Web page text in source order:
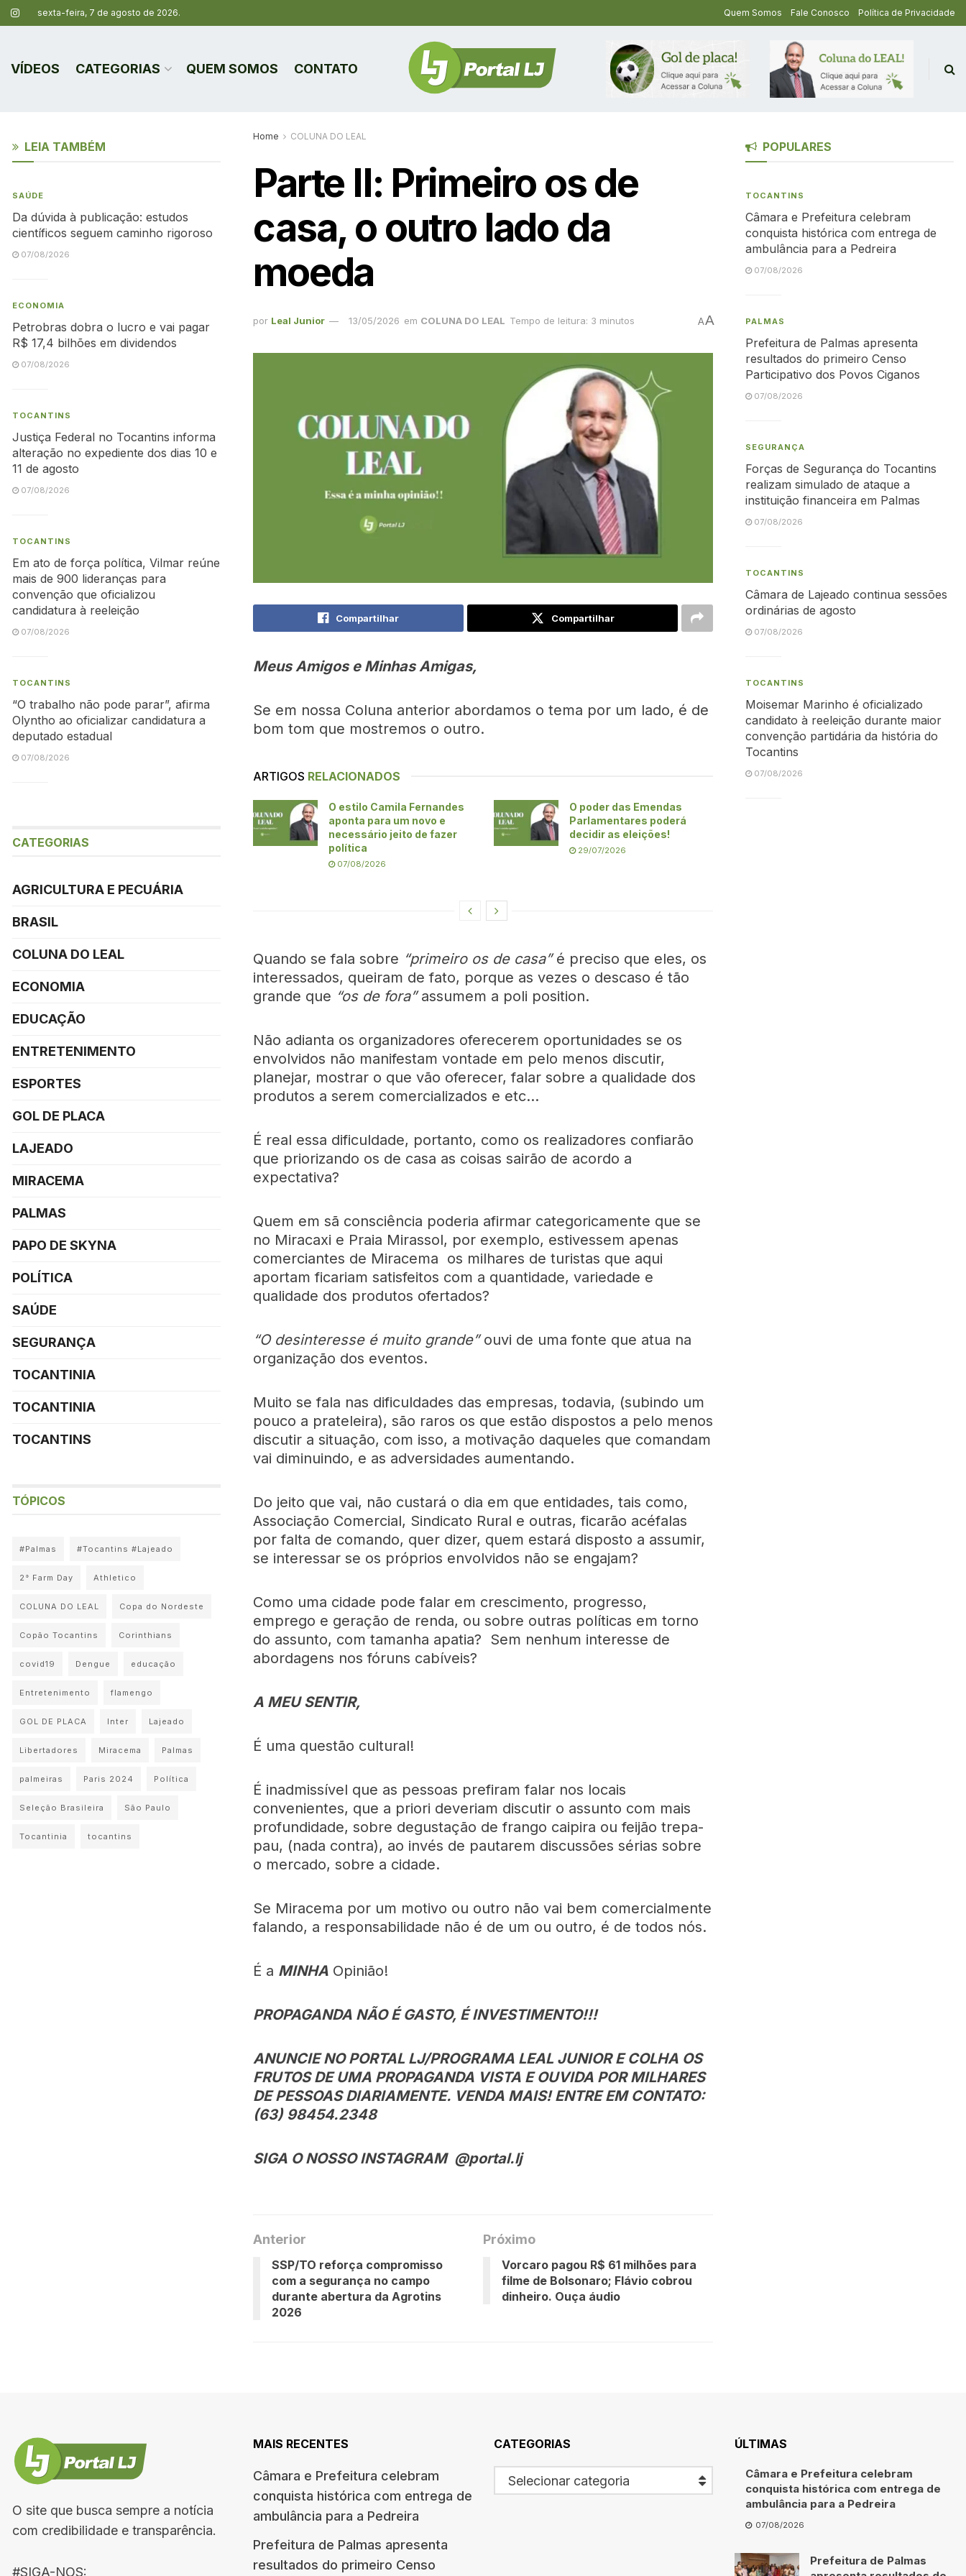
sexta-feira, 7 de agosto de 2026. Quem Somos Fale Conosco Política de Privacidade
VÍDEOS CATEGORIAS QUEM SOMOS CONTATO
Home COLUNA DO LEAL
Parte II: Primeiro os de
casa, o outro lado da
moeda
por Leal Junior 13/05/2026 em COLUNA DO LEAL Tempo de leitura: 3 minutos AA
Compartilhar Compartilhar
Meus Amigos e Minhas Amigas,
Se em nossa Coluna anterior abordamos o tema por um lado, é de
bom tom que mostremos o outro.
ARTIGOS RELACIONADOS
O estilo Camila Fernandes
aponta para um novo e
necessário jeito de fazer
política
07/08/2026
O poder das Emendas
Parlamentares poderá
decidir as eleições!
29/07/2026
Quando se fala sobre “primeiro os de casa”é preciso que eles, os
interessados, queiram de fato, porque as vezes o descaso é tão
grande que “os de fora”assumem a poli position.
Não adianta os organizadores oferecerem oportunidades se os
envolvidos não manifestam vontade em pelo menos discutir,
planejar, mostrar o que vão oferecer, falar sobre a qualidade dos
produtos a serem comercializados e etc…
É real essa dificuldade, portanto, como os realizadores confiarão
que priorizando os de casa as coisas sairão de acordo a
expectativa?
Quem em sã consciência poderia afirmar categoricamente que se
no Miracaxi e Praia Mirassol, por exemplo, estivessem apenas
comerciantes de Miracema os milhares de turistas que aqui
aportam ficariam satisfeitos com a quantidade, variedade e
qualidade dos produtos ofertados?
“O desinteresse é muito grande”ouvi de uma fonte que atua na
organização dos eventos.
Muito se fala nas dificuldades das empresas, todavia, (subindo um
pouco a prateleira), são raros os que estão dispostos a pelo menos
discutir a situação, com isso, a motivação daqueles que comandam
vai diminuindo, e as adversidades aumentando.
Do jeito que vai, não custará o dia em que entidades, tais como,
Associação Comercial, Sindicato Rural e outras, ficarão acéfalas
por falta de comando, quer dizer, quem estará disposto a assumir,
se interessar se os próprios envolvidos não se engajam?
Como uma cidade pode falar em crescimento, progresso,
emprego e geração de renda, ou sobre outras políticas em torno
do assunto, com tamanha apatia? Sem nenhum interesse de
abordagens nos fóruns cabíveis?
A MEU SENTIR,
É uma questão cultural!
É inadmissível que as pessoas prefiram falar nos locais
convenientes, que a priori deveriam discutir o assunto com mais
profundidade, sobre degustação de frango caipira ou feijão trepa-
pau, (nada contra), ao invés de pautarem discussões sérias sobre
o mercado, sobre a cidade.
Se Miracema por um motivo ou outro não vai bem comercialmente
falando, a responsabilidade não é de um ou outro, é de todos nós.
É a MINHA Opinião!
PROPAGANDA NÃO É GASTO, É INVESTIMENTO!!!
ANUNCIE NO PORTAL LJ/PROGRAMA LEAL JUNIOR E COLHA OS
FRUTOS DE UMA PROPAGANDA VISTA E OUVIDA POR MILHARES
DE PESSOAS DIARIAMENTE. VENDA MAIS! ENTRE EM CONTATO:
(63) 98454.2348
SIGA O NOSSO INSTAGRAM @portal.lj
Anterior
SSP/TO reforça compromisso
com a segurança no campo
durante abertura da Agrotins
2026
Próximo
Vorcaro pagou R$ 61 milhões para
filme de Bolsonaro; Flávio cobrou
dinheiro. Ouça áudio
LEIA TAMBÉM
SAÚDE
Da dúvida à publicação: estudos
científicos seguem caminho rigoroso
07/08/2026
ECONOMIA
Petrobras dobra o lucro e vai pagar
R$ 17,4 bilhões em dividendos
07/08/2026
TOCANTINS
Justiça Federal no Tocantins informa
alteração no expediente dos dias 10 e
11 de agosto
07/08/2026
TOCANTINS
Em ato de força política, Vilmar reúne
mais de 900 lideranças para
convenção que oficializou
candidatura à reeleição
07/08/2026
TOCANTINS
“O trabalho não pode parar”, afirma
Olyntho ao oficializar candidatura a
deputado estadual
07/08/2026
CATEGORIAS
AGRICULTURA E PECUÁRIA
BRASIL
COLUNA DO LEAL
ECONOMIA
EDUCAÇÃO
ENTRETENIMENTO
ESPORTES
GOL DE PLACA
LAJEADO
MIRACEMA
PALMAS
PAPO DE SKYNA
POLÍTICA
SAÚDE
SEGURANÇA
TOCANTINIA
TOCANTINIA
TOCANTINS
TÓPICOS
#Palmas #Tocantins #Lajeado
2° Farm Day Athletico
COLUNA DO LEAL Copa do Nordeste
Copão Tocantins Corinthians
covid19 Dengue educação
Entretenimento flamengo
GOL DE PLACA Inter Lajeado
Libertadores Miracema Palmas
palmeiras Paris 2024 Política
Seleção Brasileira São Paulo
Tocantinia tocantins
POPULARES
TOCANTINS
Câmara e Prefeitura celebram
conquista histórica com entrega de
ambulância para a Pedreira
07/08/2026
PALMAS
Prefeitura de Palmas apresenta
resultados do primeiro Censo
Participativo dos Povos Ciganos
07/08/2026
SEGURANÇA
Forças de Segurança do Tocantins
realizam simulado de ataque a
instituição financeira em Palmas
07/08/2026
TOCANTINS
Câmara de Lajeado continua sessões
ordinárias de agosto
07/08/2026
TOCANTINS
Moisemar Marinho é oficializado
candidato à reeleição durante maior
convenção partidária da história do
Tocantins
07/08/2026
O site que busca sempre a notícia
com credibilidade e transparência.
#SIGA-NOS:
MAIS RECENTES
Câmara e Prefeitura celebram
conquista histórica com entrega de
ambulância para a Pedreira
Prefeitura de Palmas apresenta
resultados do primeiro Censo
CATEGORIAS
Selecionar categoria
ÚLTIMAS
Câmara e Prefeitura celebram
conquista histórica com entrega de
ambulância para a Pedreira
07/08/2026
Prefeitura de Palmas